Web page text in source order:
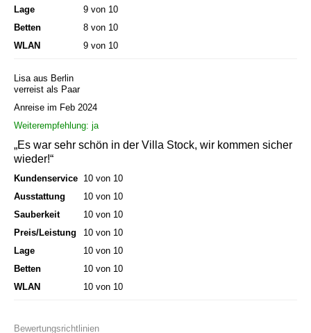
Lage
9 von 10
Betten
8 von 10
WLAN
9 von 10
Lisa aus Berlin
verreist als Paar
Anreise im Feb 2024
Weiterempfehlung: ja
„Es war sehr schön in der Villa Stock, wir kommen sicher
wieder!“
Kundenservice 10 von 10
Ausstattung
10 von 10
Sauberkeit
10 von 10
Preis/Leistung
10 von 10
Lage
10 von 10
Betten
10 von 10
WLAN
10 von 10
Bewertungsrichtlinien